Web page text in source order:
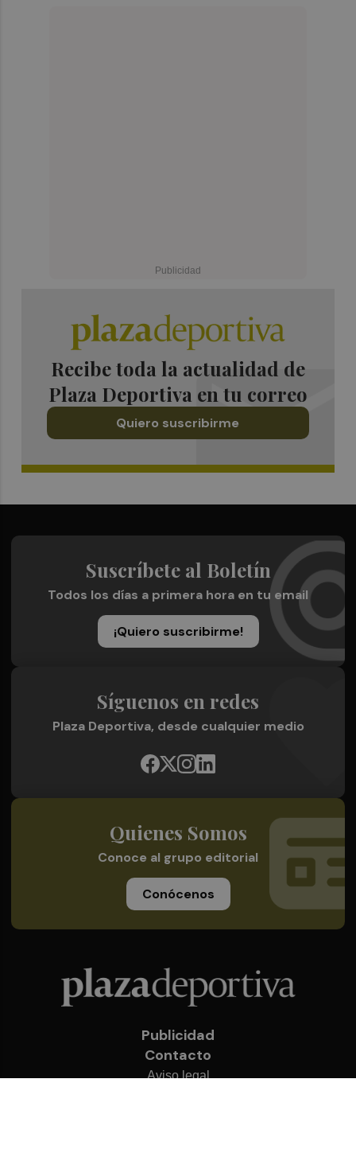
Recibe toda la actualidad de
Plaza Deportiva en tu correo
Quiero suscribirme
Suscríbete al Boletín
Todos los días a primera hora en tu email
¡Quiero suscribirme!
Síguenos en redes
Plaza Deportiva, desde cualquier medio
Quienes Somos
Conoce al grupo editorial
Conócenos
Publicidad
Contacto
Aviso legal